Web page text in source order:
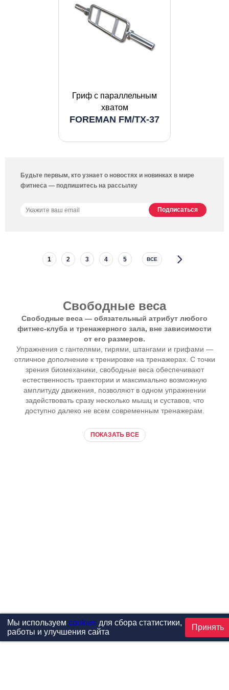
Гриф с параллельным
хватом
FOREMAN FM/TX-37
Будьте первым, кто узнает о новостях и новинках в мире
фитнеса — подпишитесь на рассылку
1 2 3 4 5 ВСЕ
Свободные веса
Свободные веса — обязательный атрибут любого
фитнес-клуба и тренажерного зала, вне зависимости
от его размеров.
Упражнения с гантелями, гирями, штангами и грифами —
отличное дополнение к тренировке на тренажерах. С точки
зрения биомеханики, свободные веса обеспечивают
естественность траектории и максимально возможную
амплитуду движения, позволяют в одном упражнении
задействовать сразу несколько мышц и суставов, что
доступно далеко не всем современным тренажерам.
ПОКАЗАТЬ ВСЕ
Мы используем cookiesдля сбора статистики,
работы и улучшения сайта
Принять